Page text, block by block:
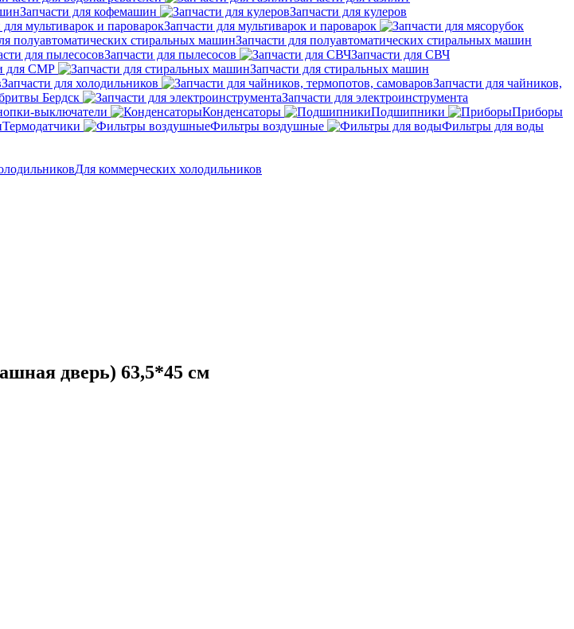
Запчасти для кофемашин
Запчасти для кулеров
Запчасти для мультиварок и пароварок
Запчасти для полуавтоматических стиральных машин
Запчасти для пылесосов
Запчасти для СВЧ
для СМР
Запчасти для стиральных машин
Запчасти для холодильников
Запчасти для чайников,
Бердск
Запчасти для электроинструмента
выключатели Конденсаторы Подшипники
Приборы
Термодатчики Фильтры воздушные Фильтры для воды
Для коммерческих холодильников
дверь) 63,5*45 см